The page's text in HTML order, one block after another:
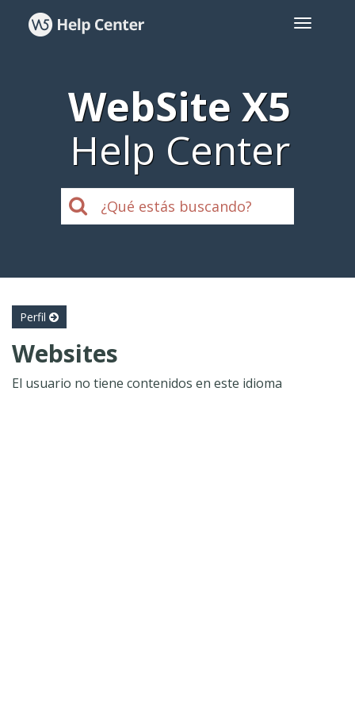
WebSite X5
Help Center
Perfil
Websites
El usuario no tiene contenidos en este idioma